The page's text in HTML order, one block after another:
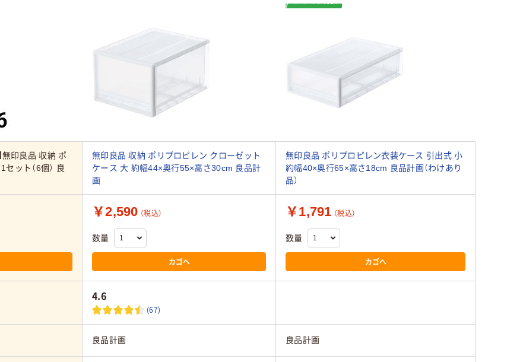
無印良品 収納 ポ
ット（6個） 良
無印良品 収納 ポリプロピレン クローゼット
ケース 大 約幅44×奥行55×高さ30cm 良品計
画
無印良品 ポリプロピレン衣装ケース 引出式 小
約幅40×奥行65×高さ18cm 良品計画（わけあり
品）
￥2,590 （税込）
数量
カゴへ
￥1,791 （税込）
数量
カゴへ
4.6
(67)
良品計画 良品計画